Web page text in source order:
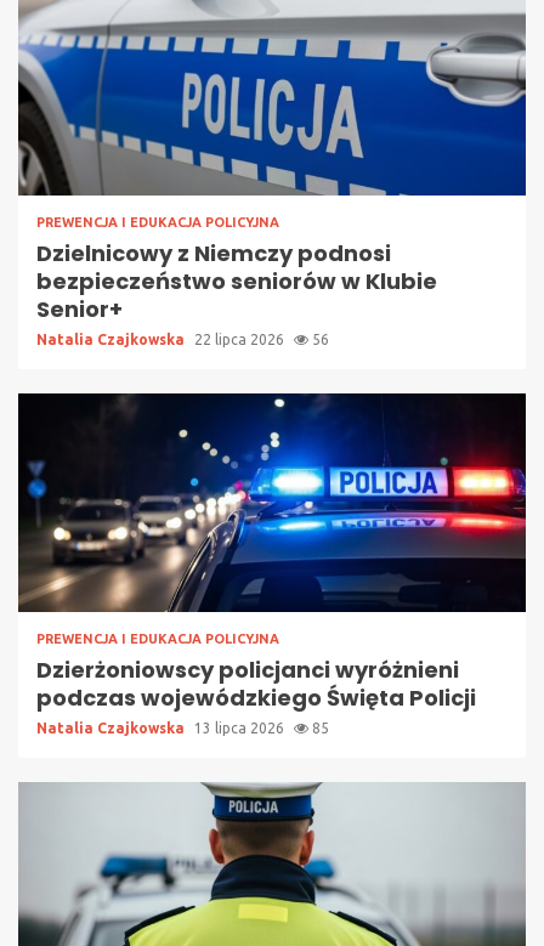
PREWENCJA I EDUKACJA POLICYJNA
Dzielnicowy z Niemczy podnosi
bezpieczeństwo seniorów w Klubie
Senior+
Natalia Czajkowska 22 lipca 2026 56
PREWENCJA I EDUKACJA POLICYJNA
Dzierżoniowscy policjanci wyróżnieni
podczas wojewódzkiego Święta Policji
Natalia Czajkowska 13 lipca 2026 85